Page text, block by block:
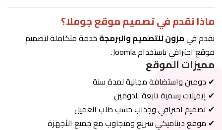
ماذا نقدم في تصميم موقع جوملا؟
نقدم فيمزون للتصميم والبرمجة خدمة متكاملة لتصميم
موقع احترافي باستخدام Joomla.
مميزات الموقع
✔ دومين واستضافة مجانية لمدة سنة
✔ إيميلات رسمية تابعة للدومين
✔ تصميم احترافي وجذاب حسب طلب العميل
✔ موقع ديناميكي سريع ومتجاوب مع جميع الأجهزة